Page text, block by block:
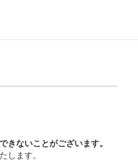
ないことがございます。
します。